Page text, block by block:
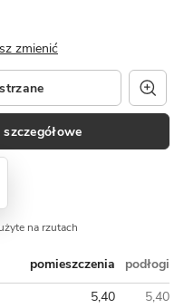
zmienić
na rzutach
pomieszczenia
podłogi
5,40
5,40